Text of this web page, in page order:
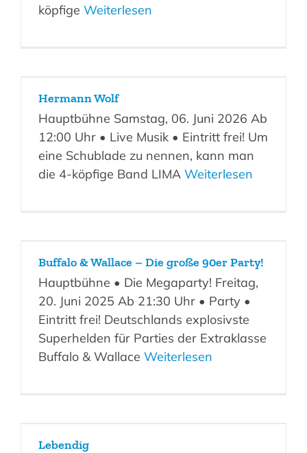
köpfige Weiterlesen
Hermann Wolf
Hauptbühne Samstag, 06. Juni 2026 Ab
12:00 Uhr • Live Musik • Eintritt frei! Um
eine Schublade zu nennen, kann man
die 4-köpfige Band LIMA Weiterlesen
Buffalo & Wallace – Die große 90er Party!
Hauptbühne • Die Megaparty! Freitag,
20. Juni 2025 Ab 21:30 Uhr • Party •
Eintritt frei! Deutschlands explosivste
Superhelden für Parties der Extraklasse
Buffalo & Wallace Weiterlesen
Lebendig